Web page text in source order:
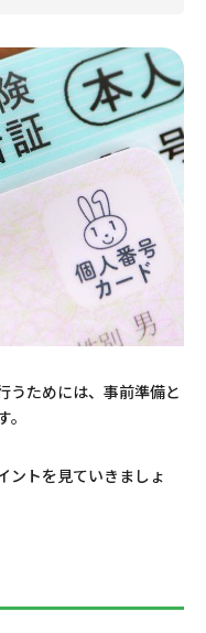
うためには、事前準備と
ントを見ていきましょ